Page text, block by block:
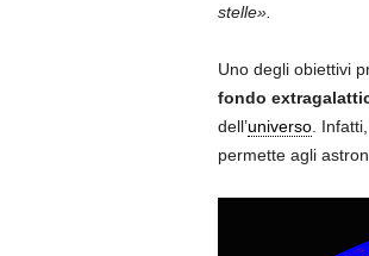
stelle».
Uno degli obiettivi
fondo
dell’universo.
permette agli